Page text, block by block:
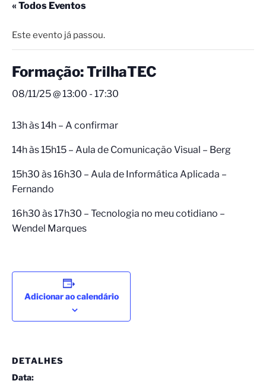
« Todos Eventos
Este evento já passou.
Formação: TrilhaTEC
08/11/25 @ 13:00 - 17:30
13h às 14h – A confirmar
14h às 15h15 – Aula de Comunicação Visual – Berg
15h30 às 16h30 – Aula de Informática Aplicada –
Fernando
16h30 às 17h30 – Tecnologia no meu cotidiano –
Wendel Marques
Adicionar ao calendário
DETALHES
Data: